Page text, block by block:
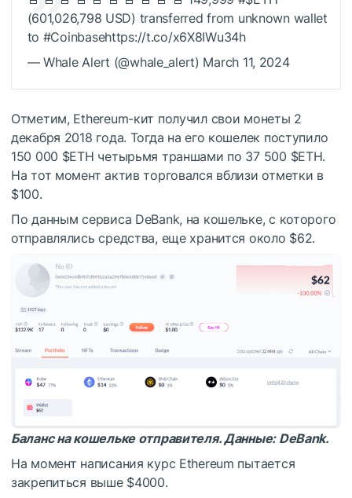
(601,026,798 USD) transferred from unknown wallet
to #Coinbasehttps://t.co/x6X8IWu34h
— Whale Alert (@whale_alert) March 11, 2024
Отметим, Ethereum-кит получил свои монеты 2
декабря 2018 года. Тогда на его кошелек поступило
150 000 $ETH четырьмя траншами по 37 500 $ETH.
На тот момент актив торговался вблизи отметки в
$100.
По данным сервиса DeBank, на кошельке, с которого
отправлялись средства, еще хранится около $62.
Баланс на кошельке отправителя. Данные: DeBank.
На момент написания курс Ethereum пытается
закрепиться выше $4000.